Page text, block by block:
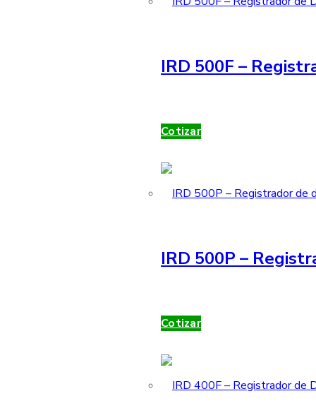
IRD 500F –
Cotizar
IRD 500P –
Cotizar